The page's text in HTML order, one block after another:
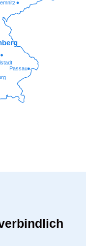
Passau